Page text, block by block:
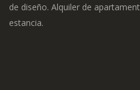
de diseño. Alquiler de
estancia.